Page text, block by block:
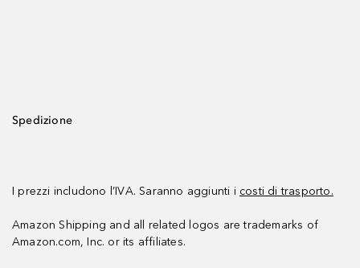
Spedizione
I prezzi includono l’IVA. Saranno aggiunti i costi di trasporto.
Amazon Shipping and all related logos are trademarks of
Amazon.com, Inc. or its affiliates.